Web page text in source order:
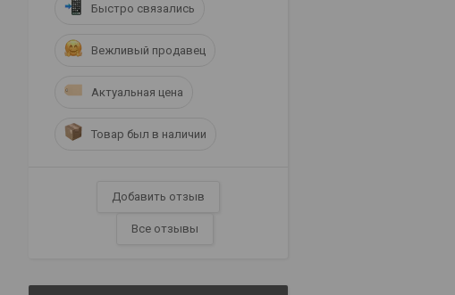
Быстро связались
Вежливый продавец
Актуальная цена
Товар был в наличии
Добавить отзыв
Все отзывы